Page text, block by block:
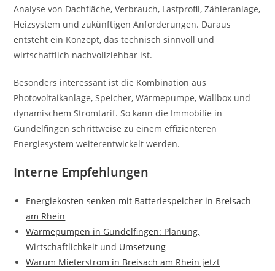
Analyse von Dachfläche, Verbrauch, Lastprofil, Zähleranlage,
Heizsystem und zukünftigen Anforderungen. Daraus
entsteht ein Konzept, das technisch sinnvoll und
wirtschaftlich nachvollziehbar ist.
Besonders interessant ist die Kombination aus
Photovoltaikanlage, Speicher, Wärmepumpe, Wallbox und
dynamischem Stromtarif. So kann die Immobilie in
Gundelfingen schrittweise zu einem effizienteren
Energiesystem weiterentwickelt werden.
Interne Empfehlungen
Energiekosten senken mit Batteriespeicher in Breisach
am Rhein
Wärmepumpen in Gundelfingen: Planung,
Wirtschaftlichkeit und Umsetzung
Warum Mieterstrom in Breisach am Rhein jetzt